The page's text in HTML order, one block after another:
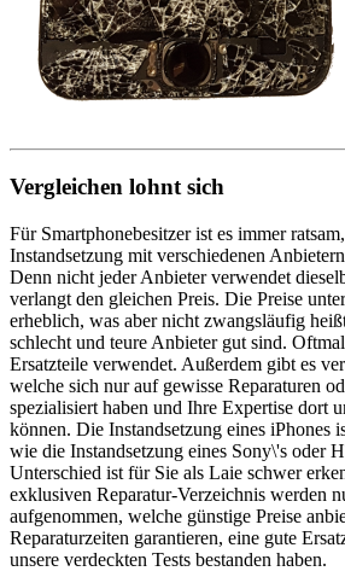
Vergleichen lohnt sich
Für Smartphonebesitzer ist es immer
Instandsetzung mit verschiedenen
Denn nicht jeder Anbieter verwendet
verlangt den gleichen Preis. Die Preise
erheblich, was aber nicht zwangsläufig
schlecht und teure Anbieter gut sind.
Ersatzteile verwendet. Außerdem gibt es
welche sich nur auf gewisse Reparaturen
spezialisiert haben und Ihre Expertise dort
können. Die Instandsetzung eines iPhones
wie die Instandsetzung eines Sony\'s oder
Unterschied ist für Sie als Laie schwer
exklusiven Reparatur-Verzeichnis werden
aufgenommen, welche günstige Preise
Reparaturzeiten garantieren, eine gute
unsere verdeckten Tests bestanden haben.